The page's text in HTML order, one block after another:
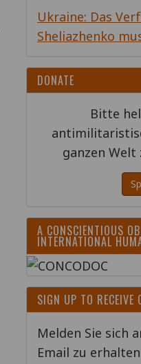
Ukraine: Das
Sheliazhenko
DONATE
Bitte
ganzen
A CONSCIENTIOUS
INTERNATIONAL
SIGN UP TO RECEIVE
Melden Sie sich
Email zu erhalten